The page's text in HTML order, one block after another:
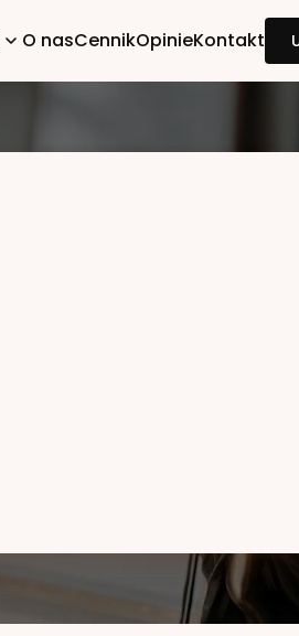
O nasCennikOpinieKontakt